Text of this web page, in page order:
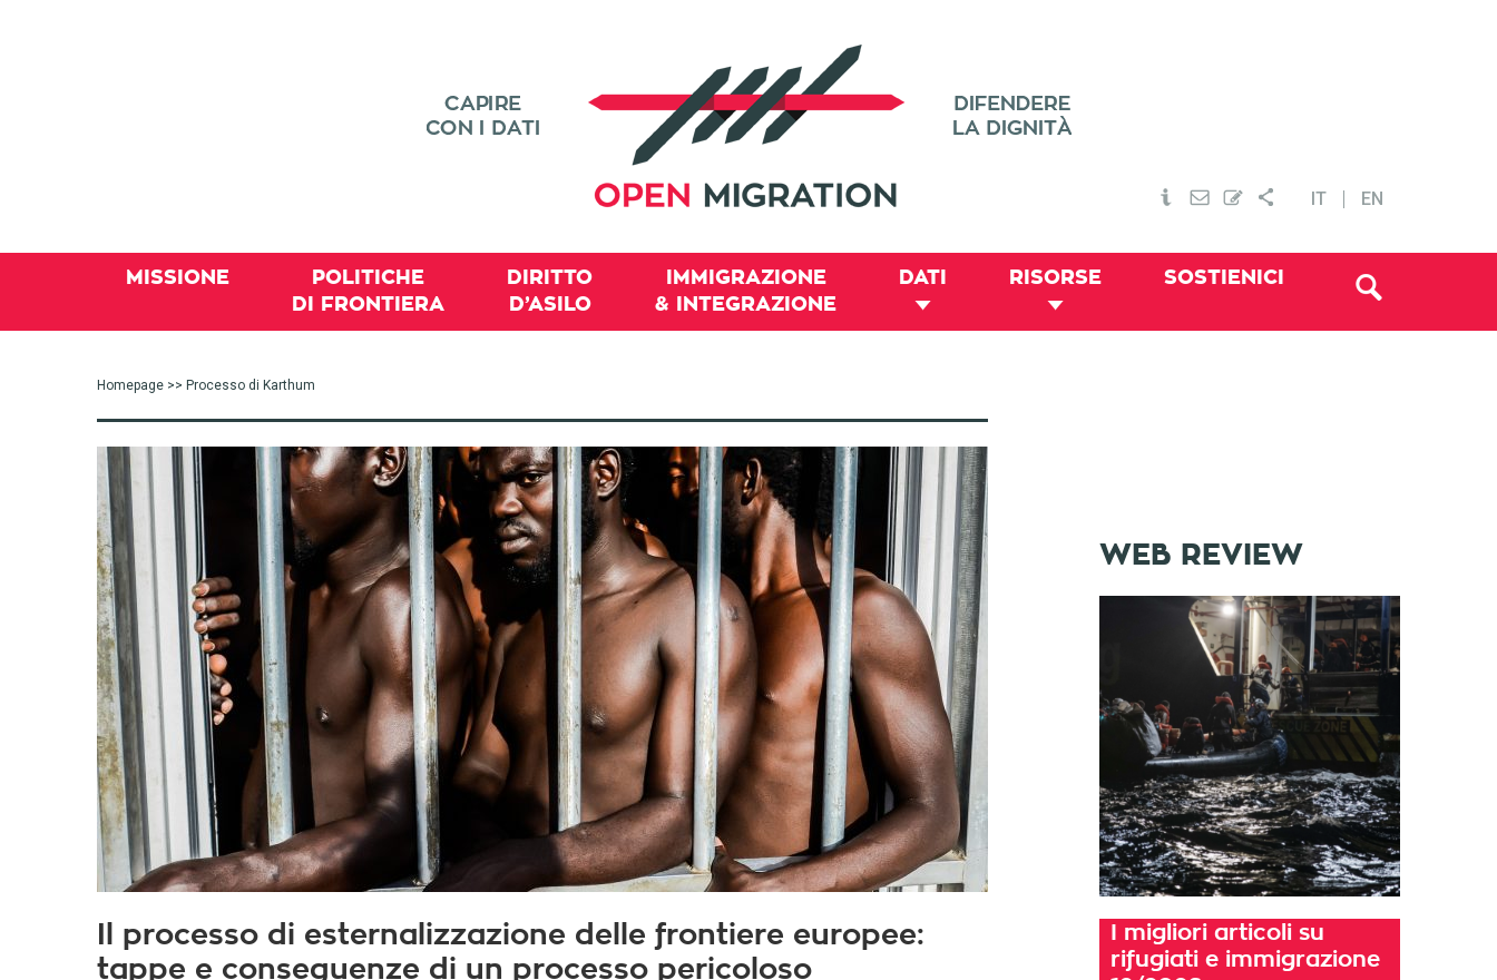
IT EN
MISSIONE
POLITICHE
DI FRONTIERA
DIRITTO
D’ASILO
IMMIGRAZIONE
& INTEGRAZIONE
DATI RISORSE SOSTIENICI
Homepage >> Processo di Karthum
Il processo di esternalizzazione delle frontiere europee:
tappe e conseguenze di un processo pericoloso
WEB REVIEW
I migliori articoli su
rifugiati e immigrazione